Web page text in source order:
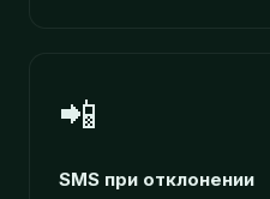
📲
SMS при отклонении